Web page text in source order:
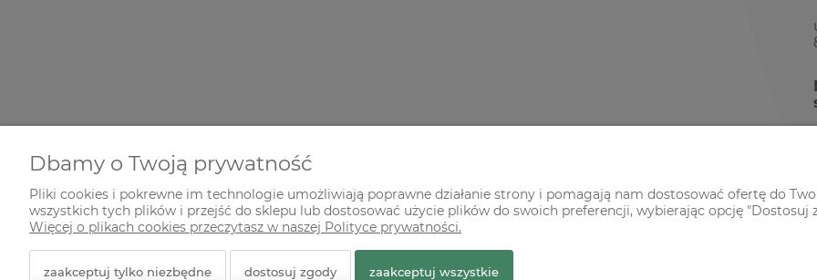
© 2026 zielonekoty.pl. Wszelkie prawa zastrzeżone.
Dbamy o Twoją prywatność
Pliki cookies i pokrewne im technologie umożliwiają poprawne działanie strony i pomagają nam dostosować ofertę do
wszystkich tych plików i przejść do sklepu lub dostosować użycie plików do swoich preferencji, wybierając opcję "Dostosuj
Więcej o plikach cookies przeczytasz w naszej Polityce prywatności.
zaakceptuj tylko niezbędne dostosuj zgody zaakceptuj wszystkie